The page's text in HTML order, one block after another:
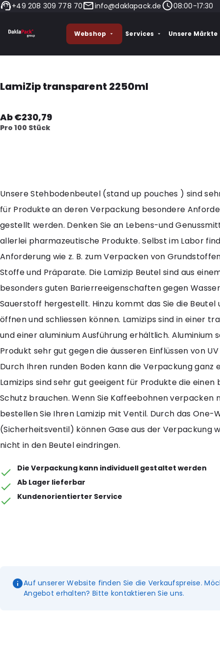
+49 208 309 778 70 info@daklapack.de 08:00-17:30
Webshop Services Unsere Märkte
LamiZip transparent 2250ml
Ab €230,79
Pro 100 Stück
Unsere Stehbodenbeutel (stand up pouches ) sind
für Produkte an deren Verpackung besondere
gestellt werden. Denken Sie an Lebens-und
allerlei pharmazeutische Produkte. Selbst im Labor
Anforderung wie z. B. zum Verpacken von
Stoffe und Präparate. Die Lamizip Beutel sind aus
besonders guten Barierreeigenschaften gegen
Sauerstoff hergestellt. Hinzu kommt das Sie die Beutel
öffnen und schliessen können. Lamizips sind in einer
und einer aluminium Ausführung erhältlich. Aluminium
Produkt sehr gut gegen die äusseren Einflüssen von
Durch Ihren runden Boden kann die Verpackung ganz
Lamizips sind sehr gut geeigent für Produkte die einen
Schutz brauchen. Wenn Sie Kaffeebohnen verpacken
bestellen Sie Ihren Lamizip mit Ventil. Durch das One-
(Sicherheitsventil) können Gase aus der Verpackung
nicht in den Beutel eindringen.
Die Verpackung kann individuell gestaltet werden
Ab Lager lieferbar
Kundenorientierter Service
Auf unserer Website finden Sie die Verkaufspreise.
Angebot erhalten? Bitte kontaktieren Sie uns.